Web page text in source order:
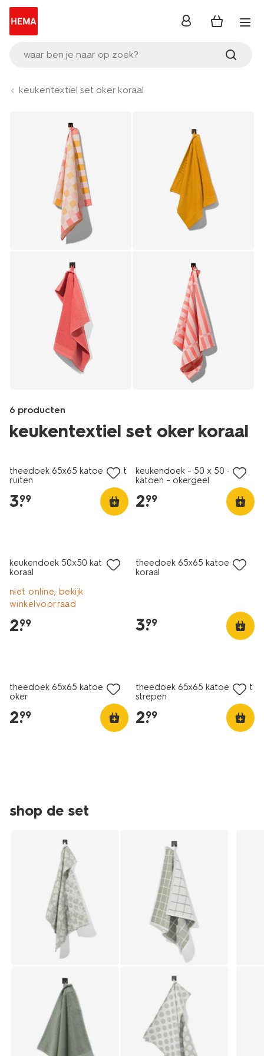
waar ben je naar op zoek?
inloggen
keukentextiel set oker koraal
Product-
6 producten
keukentextiel set oker koraal
tafelen/keukentextiel-
tafeltextiel/theedoeken-
keukendoeken/theedoeken/theedoek-
5450042.html
Products
theedoek 65x65 katoen met
ruiten
3.
99
keukendoek - 50 x 50 -
katoen - okergeel
2.
99
keukendoek 50x50 katoen
koraal
niet online, bekijk
winkelvoorraad
2.
99
theedoek 65x65 katoen
koraal
3.
99
theedoek 65x65 katoen
oker
2.
99
theedoek 65x65 katoen met
strepen
2.
99
shop de set